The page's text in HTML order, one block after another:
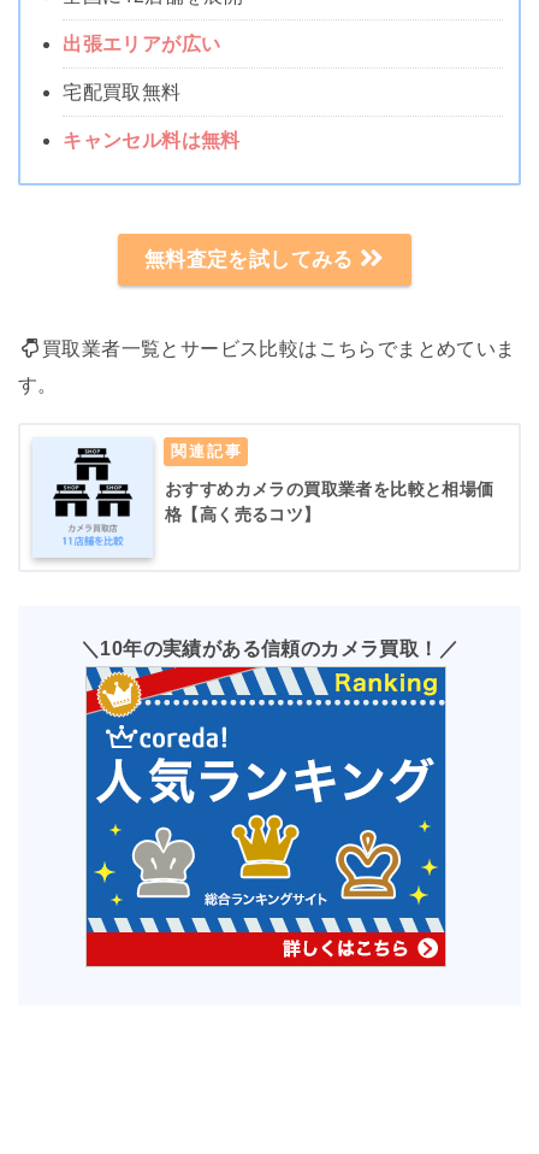
出張エリアが広い
宅配買取無料
キャンセル料は無料
無料査定を試してみる
買取業者一覧とサービス比較はこちらでまとめていま
す。
おすすめカメラの買取業者を比較と相場価
格【高く売るコツ】
＼10年の実績がある信頼のカメラ買取！／